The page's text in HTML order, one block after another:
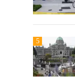
5